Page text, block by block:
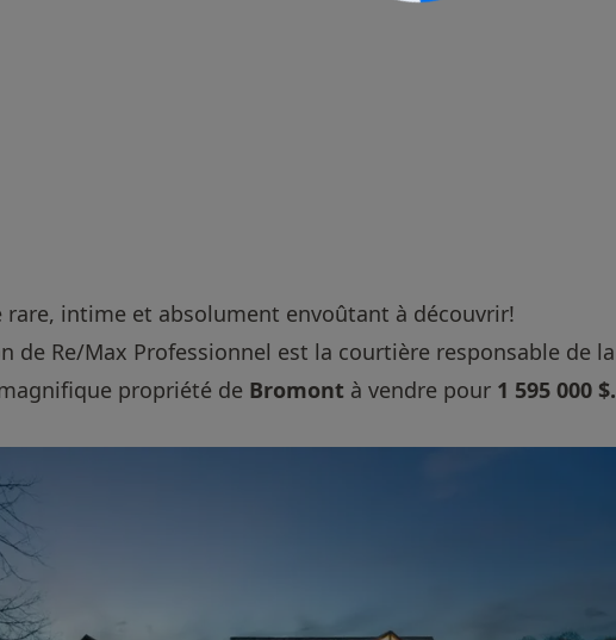
rare, intime et absolument envoûtant à découvrir!
de Re/Max Professionnel est la courtière responsable de la
propriété de Bromont à vendre pour 1 595 000 $.